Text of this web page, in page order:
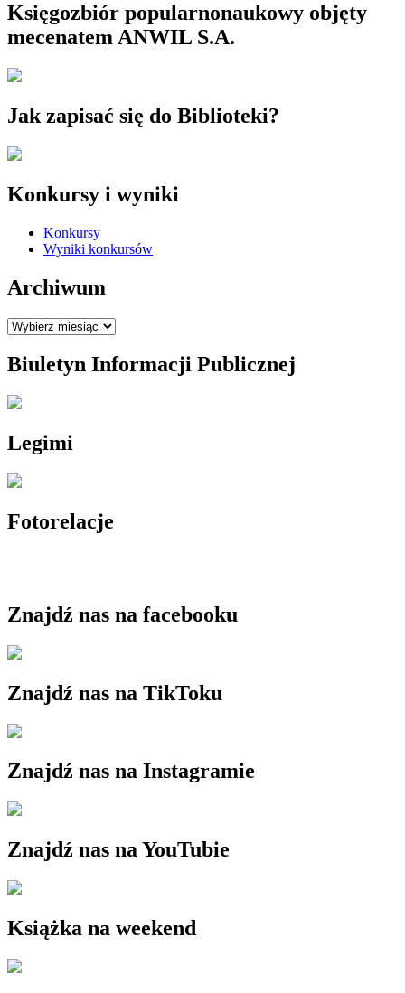
Księgozbiór popularnonaukowy objęty
mecenatem ANWIL S.A.
Jak zapisać się do Biblioteki?
Konkursy i wyniki
Konkursy
Wyniki konkursów
Archiwum
Archiwum
Biuletyn Informacji Publicznej
Legimi
Fotorelacje
Znajdź nas na facebooku
Znajdź nas na TikToku
Znajdź nas na Instagramie
Znajdź nas na YouTubie
Książka na weekend